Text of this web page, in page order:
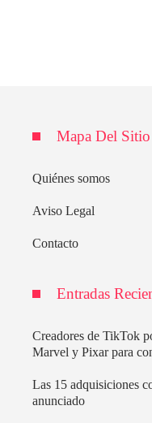
Mapa Del Sitio
Quiénes somos
Aviso Legal
Contacto
Entradas
Creadores de TikTok
Marvel y Pixar para
Las 15 adquisiciones
anunciado